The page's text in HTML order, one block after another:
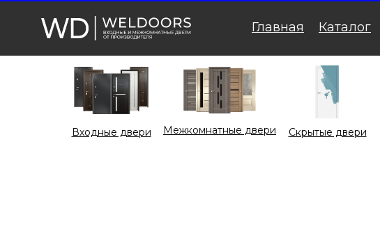
Каталог
Главная
Cкрытые двери
Входные двери Межкомнатные двери